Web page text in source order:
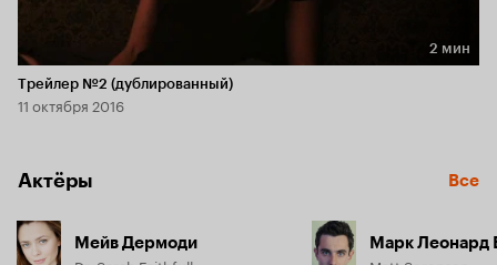
Длительность 2 мин
2 мин
Трейлер №2 (дублированный)
11 октября 2016
Актёры Все
Мейв Дермоди Марк Леонард